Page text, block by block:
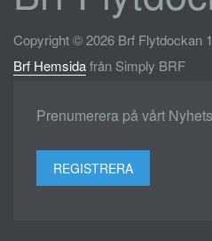
Copyright © 2026 Brf Flytdockan
Brf Hemsidafrån Simply BRF
Prenumerera på vårt
REGISTRERA